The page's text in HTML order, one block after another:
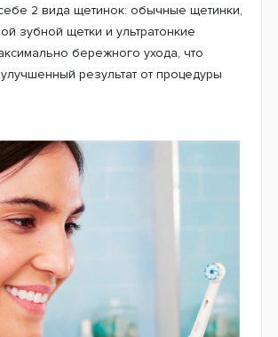
2 вида щетинок: обычные щетинки,
зубной щетки и ультратонкие
бережного ухода, что
результат от процедуры